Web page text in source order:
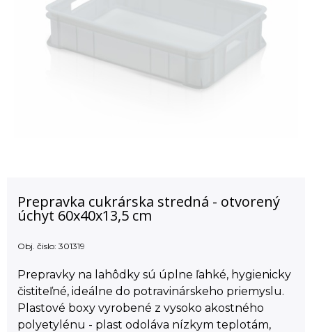
Prepravka cukrárska stredná - otvorený
úchyt 60x40x13,5 cm
Obj. čislo: 301319
Prepravky na lahôdky sú úplne ľahké, hygienicky
čistiteľné, ideálne do potravinárskeho priemyslu.
Plastové boxy vyrobené z vysoko akostného
polyetylénu - plast odoláva nízkym teplotám,